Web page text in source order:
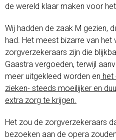
de wereld klaar maken voor
Wij hadden de zaak M gezien,
had. Het meest bizarre van het
zorgverzekeraars zijn die
Gaastra vergoeden, terwijl
meer uitgekleed worden en
zieken- steeds moeilijker en
extra zorg te krijgen.
Het zou de zorgverzekeraars
bezoeken aan de opera